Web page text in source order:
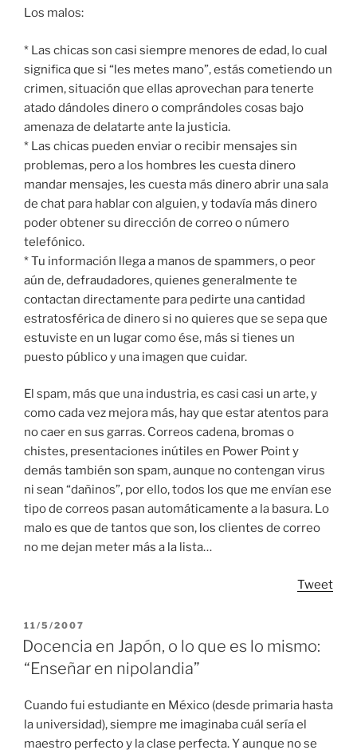
Los malos:
* Las chicas son casi siempre menores de edad, lo cual
significa que si “les metes mano”, estás cometiendo un
crimen, situación que ellas aprovechan para tenerte
atado dándoles dinero o comprándoles cosas bajo
amenaza de delatarte ante la justicia.
* Las chicas pueden enviar o recibir mensajes sin
problemas, pero a los hombres les cuesta dinero
mandar mensajes, les cuesta más dinero abrir una sala
de chat para hablar con alguien, y todavía más dinero
poder obtener su dirección de correo o número
telefónico.
* Tu información llega a manos de spammers, o peor
aún de, defraudadores, quienes generalmente te
contactan directamente para pedirte una cantidad
estratosférica de dinero si no quieres que se sepa que
estuviste en un lugar como ése, más si tienes un
puesto público y una imagen que cuidar.
El spam, más que una industria, es casi casi un arte, y
como cada vez mejora más, hay que estar atentos para
no caer en sus garras. Correos cadena, bromas o
chistes, presentaciones inútiles en Power Point y
demás también son spam, aunque no contengan virus
ni sean “dañinos”, por ello, todos los que me envían ese
tipo de correos pasan automáticamente a la basura. Lo
malo es que de tantos que son, los clientes de correo
no me dejan meter más a la lista…
Tweet
POSTED
ON
11/5/2007
Docencia en Japón, o lo que es lo mismo:
“Enseñar en nipolandia”
Cuando fui estudiante en México (desde primaria hasta
la universidad), siempre me imaginaba cuál sería el
maestro perfecto y la clase perfecta. Y aunque no se